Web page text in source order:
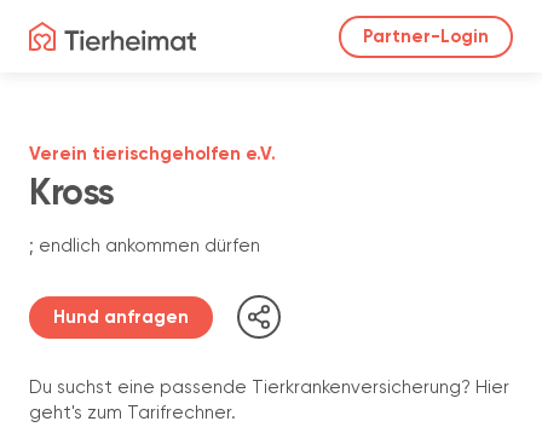
Partner-Login
Kross
Verein tierischgeholfen e.V.
; endlich ankommen dürfen
Hund anfragen
Du suchst eine passende Tierkrankenversicherung? Hier
geht's zum Tarifrechner.